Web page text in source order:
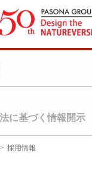
に基づく情報開示
> 採用情報